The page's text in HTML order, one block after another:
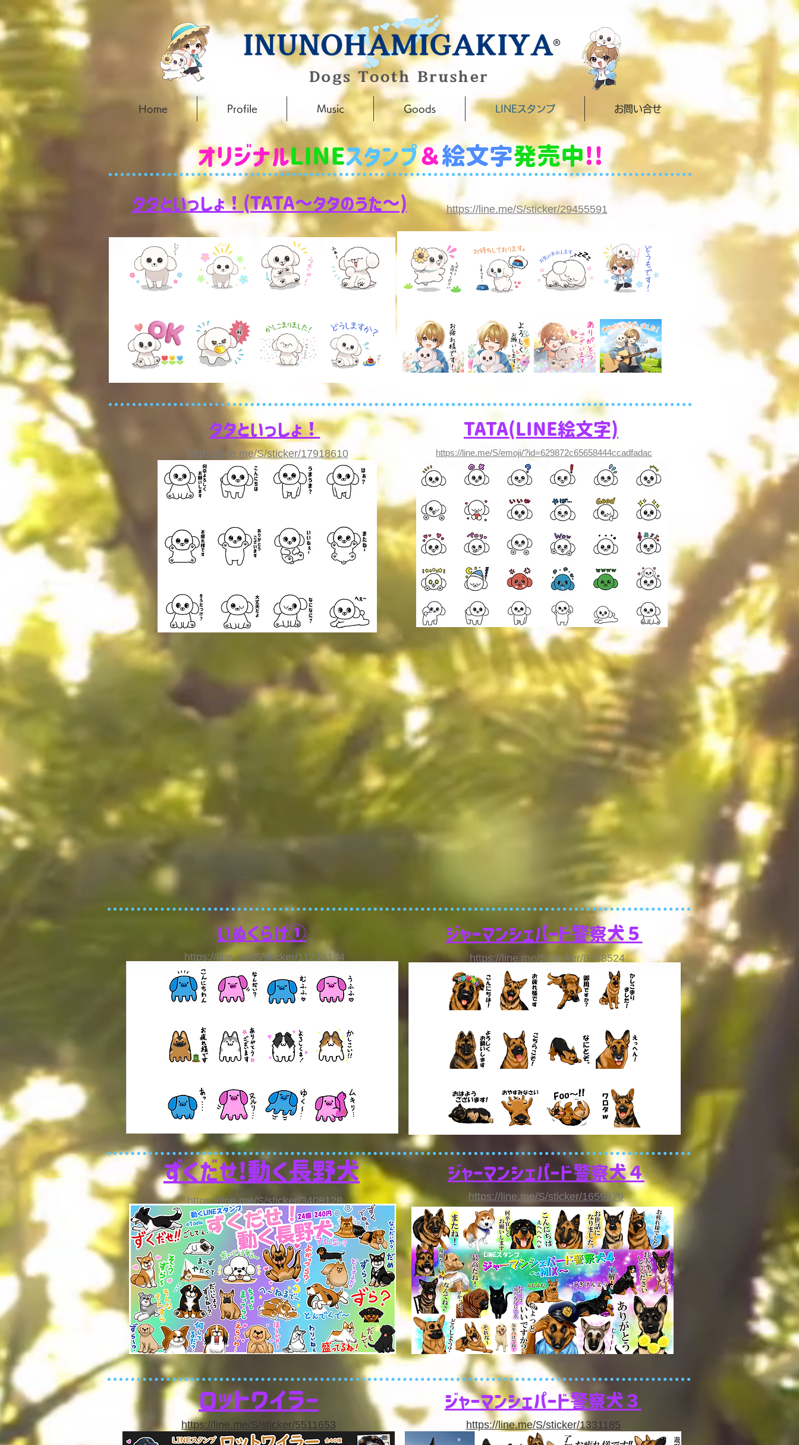
Home Profile Music Goods LINEスタンプ お問い合せ
オリジナルLINEスタンプ ＆絵文字発売中!!
タタといっしょ！(TATA～タタのうた～) https://line.me/S/sticker/29455591
タタといっしょ！
https://line.me/S/sticker/17918610
​TATA(LINE絵文字)
https://line.me/S/emoji/?id=629872c65658444ccadfadac
いぬくらげ①
https://line.me/S/sticker/11214174
ジャーマンシェパード警察犬５
https://line.me/S/sticker/8748524
ずくだせ!動く長野犬 ジャーマンシェパード警察犬４
https://line.me/S/sticker/3408128 https://line.me/S/sticker/1659279
ロットワイラー ジャーマンシェパード警察犬３
https://line.me/S/sticker/5511653 https://line.me/S/sticker/1331185